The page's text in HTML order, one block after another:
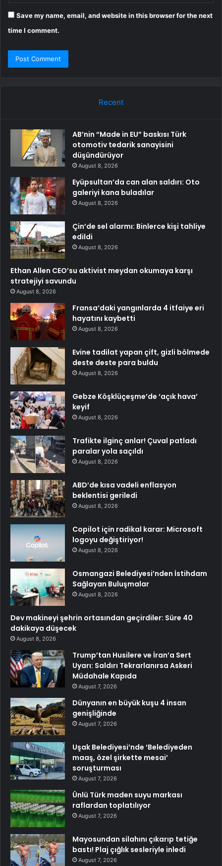
Save my name, email, and website in this browser for the next
time I comment.
Recent
AB’nin “Made in EU” baskısı Türk
otomotiv tedarik sanayisini
düşündürüyor
August 8, 2026
Eyüpsultan’da can alan saldırı: Oto
galeriyi kana buladılar
August 8, 2026
Çin’de sel alarmı: Binlerce kişi tahliye
edildi
August 8, 2026
Ethan Allen CEO’su aktivist meydan okumaya karşı
stratejiyi savundu
August 8, 2026
Fransa’daki yangınlarda 4 itfaiye eri
hayatını kaybetti
August 8, 2026
Evine tadilat yapan çift, gizli bölmede
deste deste para buldu
August 8, 2026
Gebze Köşklüçeşme’de ‘açık hava’
keyif
August 8, 2026
Trafikte ilginç anlar! Çuval patladı
paralar yola saçıldı
August 8, 2026
ABD’de kısa vadeli enflasyon
beklentisi geriledi
August 8, 2026
Copilot için radikal karar: Microsoft
logoyu değiştiriyor!
August 8, 2026
Osmangazi Belediyesi’nden İstihdam
Sağlayan Buluşmalar
August 8, 2026
Dev makineyi şehrin ortasından geçirdiler: Süre 40
dakikaya düşecek
August 8, 2026
Trump’tan Husilere ve İran’a Sert
Uyarı: Saldırı Tekrarlanırsa Askeri
Müdahale Kapıda
August 7, 2026
Dünyanın en büyük kuşu 4 insan
genişliğinde
August 7, 2026
Uşak Belediyesi’nde ‘Belediyeden
maaş, özel şirkette mesai’
soruşturması
August 7, 2026
Ünlü Türk maden suyu markası
raflardan toplatılıyor
August 7, 2026
Mayosundan silahını çıkarıp tetiğe
bastı! Plaj çığlık sesleriyle inledi
August 7, 2026